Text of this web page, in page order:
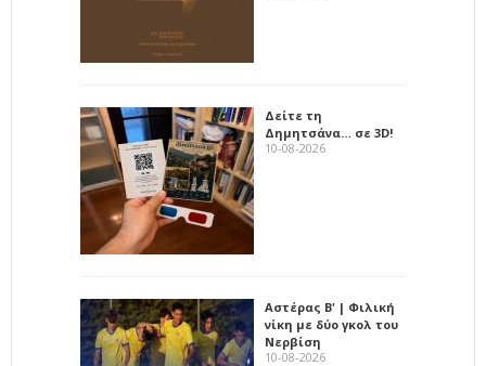
Δείτε τη
Δημητσάνα… σε 3D!
10-08-2026
Αστέρας Β' | Φιλική
νίκη με δύο γκολ του
Νερβίση
10-08-2026